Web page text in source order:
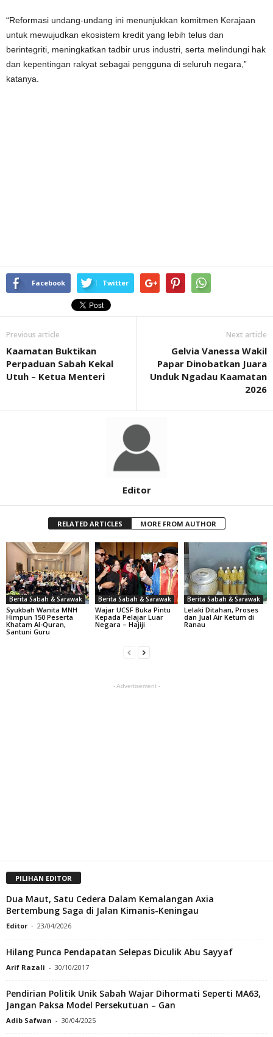
“Reformasi undang-undang ini menunjukkan komitmen Kerajaan
untuk mewujudkan ekosistem kredit yang lebih telus dan
berintegriti, meningkatkan tadbir urus industri, serta melindungi hak
dan kepentingan rakyat sebagai pengguna di seluruh negara,”
katanya.
Facebook Twitter
Previous article
Kaamatan Buktikan
Perpaduan Sabah Kekal
Utuh – Ketua Menteri
Next article
Gelvia Vanessa Wakil
Papar Dinobatkan Juara
Unduk Ngadau Kaamatan
2026
Editor
RELATED ARTICLES MORE FROM AUTHOR
Berita Sabah & Sarawak
Syukbah Wanita MNH
Himpun 150 Peserta
Khatam Al-Quran,
Santuni Guru
Berita Sabah & Sarawak
Wajar UCSF Buka Pintu
Kepada Pelajar Luar
Negara – Hajiji
Berita Sabah & Sarawak
Lelaki Ditahan, Proses
dan Jual Air Ketum di
Ranau
- Advertisement -
PILIHAN EDITOR
Dua Maut, Satu Cedera Dalam Kemalangan Axia
Bertembung Saga di Jalan Kimanis-Keningau
Editor - 23/04/2026
Hilang Punca Pendapatan Selepas Diculik Abu Sayyaf
Arif Razali - 30/10/2017
Pendirian Politik Unik Sabah Wajar Dihormati Seperti MA63,
Jangan Paksa Model Persekutuan – Gan
Adib Safwan - 30/04/2025